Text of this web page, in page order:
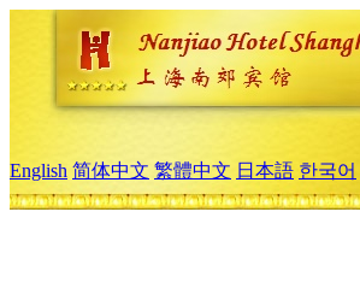
English 简体中文 繁體中文 日本語 한국어